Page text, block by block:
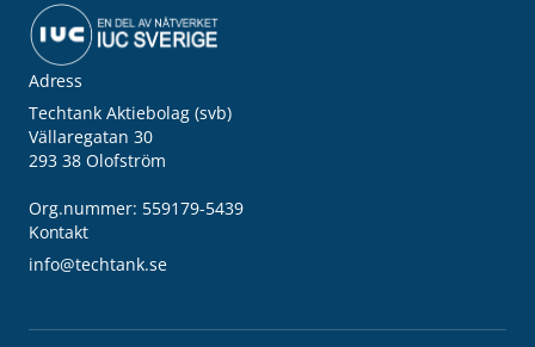
Adress
Techtank Aktiebolag (svb)
Vällaregatan 30
293 38 Olofström
Org.nummer: 559179-5439
Kontakt
info@techtank.se